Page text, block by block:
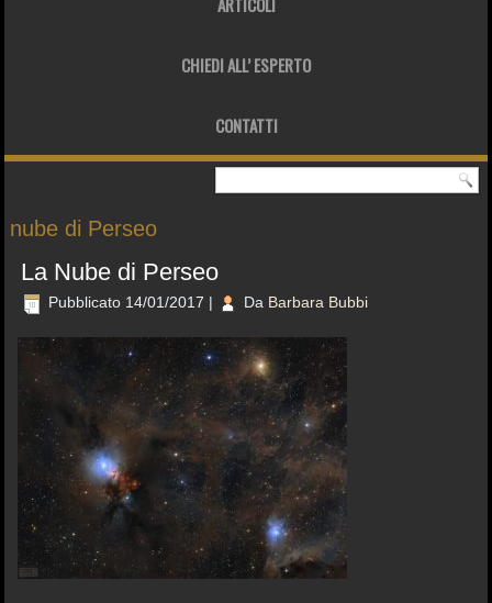
ARTICOLI
CHIEDI ALL’ ESPERTO
CONTATTI
nube di Perseo
La Nube di Perseo
Pubblicato 14/01/2017 | Da Barbara Bubbi